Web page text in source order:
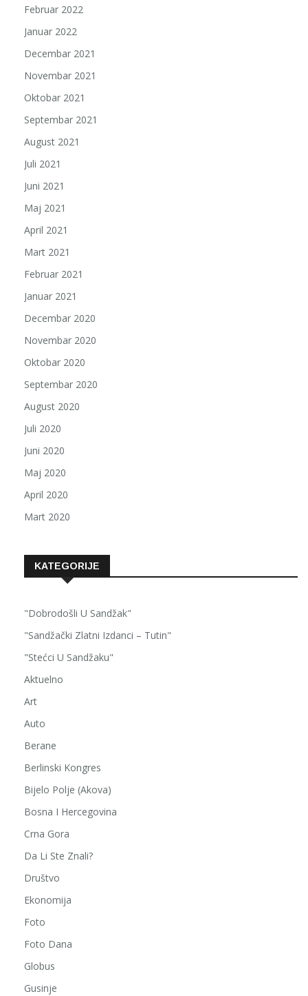
Februar 2022
Januar 2022
Decembar 2021
Novembar 2021
Oktobar 2021
Septembar 2021
August 2021
Juli 2021
Juni 2021
Maj 2021
April 2021
Mart 2021
Februar 2021
Januar 2021
Decembar 2020
Novembar 2020
Oktobar 2020
Septembar 2020
August 2020
Juli 2020
Juni 2020
Maj 2020
April 2020
Mart 2020
KATEGORIJE
"Dobrodošli U Sandžak"
"Sandžački Zlatni Izdanci – Tutin"
"Stećci U Sandžaku"
Aktuelno
Art
Auto
Berane
Berlinski Kongres
Bijelo Polje (Akova)
Bosna I Hercegovina
Crna Gora
Da Li Ste Znali?
Društvo
Ekonomija
Foto
Foto Dana
Globus
Gusinje